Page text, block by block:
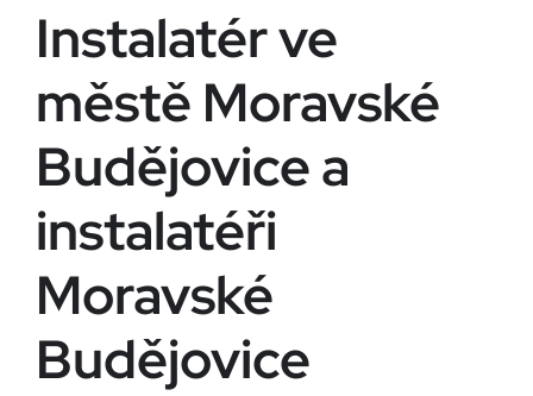
Instalatér ve
městě Moravské
Budějovice a
instalatéři
Moravské
Budějovice